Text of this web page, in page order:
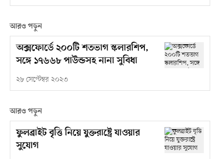
আরও পড়ুন
অক্সফোর্ডে ২০০টি শতভাগ স্কলারশিপ,
সঙ্গে ১৭৬৬৮ পাউন্ডসহ নানা সুবিধা
২৮ সেপ্টেম্বর ২০২৩
আরও পড়ুন
ফুলব্রাইট বৃত্তি নিয়ে যুক্তরাষ্ট্রে যাওয়ার
সুযোগ